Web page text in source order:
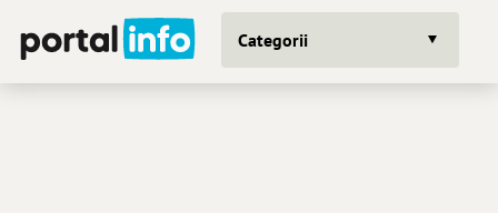
Categorii